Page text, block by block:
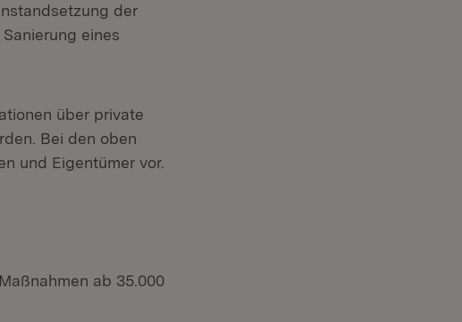
der
eines
über private
Bei den oben
und Eigentümer vor.
ab 35.000